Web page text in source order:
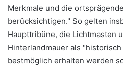
Merkmale und die
berücksichtigen." So gelten
Haupttribüne, die Lichtmasten
Hinterlandmauer als
bestmöglich erhalten werden